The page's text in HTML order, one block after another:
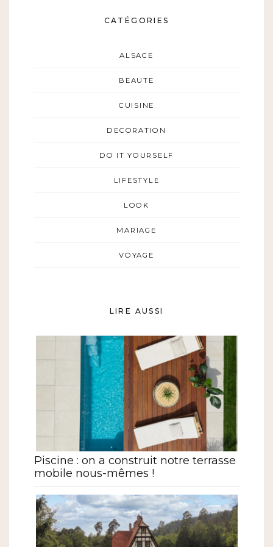
CATÉGORIES
ALSACE
BEAUTE
CUISINE
DECORATION
DO IT YOURSELF
LIFESTYLE
LOOK
MARIAGE
VOYAGE
LIRE AUSSI
Piscine : on a construit notre terrasse
mobile nous-mêmes !